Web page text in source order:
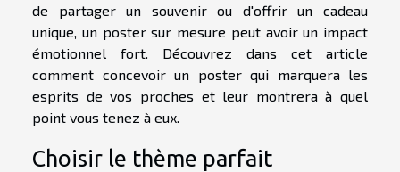
de partager un souvenir ou d'offrir un cadeau
unique, un poster sur mesure peut avoir un impact
émotionnel fort. Découvrez dans cet article
comment concevoir un poster qui marquera les
esprits de vos proches et leur montrera à quel
point vous tenez à eux.
Choisir le thème parfait